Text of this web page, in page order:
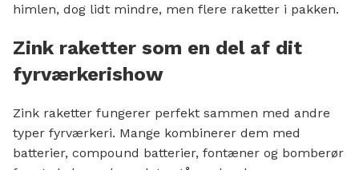
himlen, dog lidt mindre, men flere raketter i pakken.
Zink raketter som en del af dit
fyrværkerishow
Zink raketter fungerer perfekt sammen med andre
typer fyrværkeri. Mange kombinerer dem med
batterier, compound batterier, fontæner og bomberør